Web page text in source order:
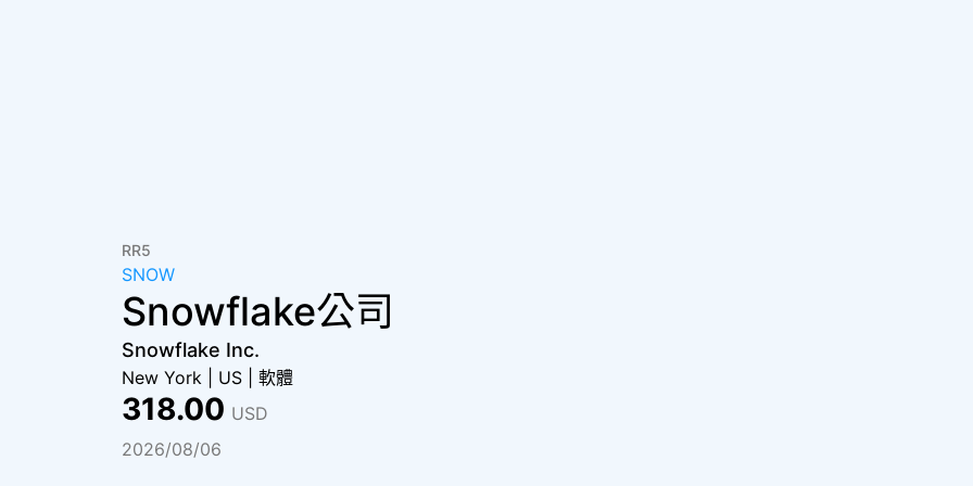
RR5
SNOW
Snowflake公司
Snowflake Inc.
New York US 軟體
318.00 USD
2026/08/06